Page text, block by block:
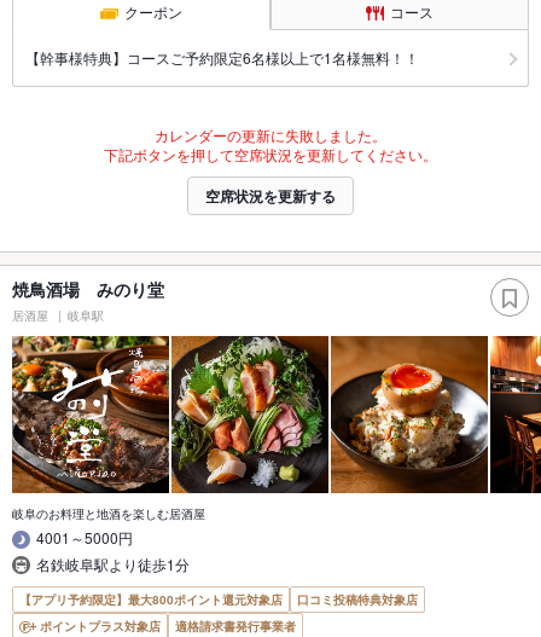
クーポン コース
【幹事様特典】コースご予約限定6名様以上で1名様無料！！
カレンダーの更新に失敗しました。
下記ボタンを押して空席状況を更新してください。
空席状況を更新する
焼鳥酒場 みのり堂
居酒屋 岐阜駅
岐阜のお料理と地酒を楽しむ居酒屋
4001～5000円
名鉄岐阜駅より徒歩1分
【アプリ予約限定】最大800ポイント還元対象店
口コミ投稿特典対象店
ポイントプラス対象店
適格請求書発行事業者